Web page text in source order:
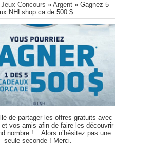
Jeux Concours » Argent » Gagnez 5
NHLshop.ca de 500 $
de partager les offres gratuits avec
vos amis afin de faire les découvrir
nombre !... Alors n’hésitez pas une
seule seconde ! Merci.